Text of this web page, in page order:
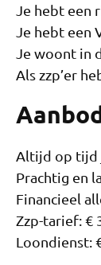
Je hebt een
Je hebt een
Je woont in
Als zzp’er
Altijd op tijd
Prachtig en
Financieel
Zzp-tarief: €
Loondienst: